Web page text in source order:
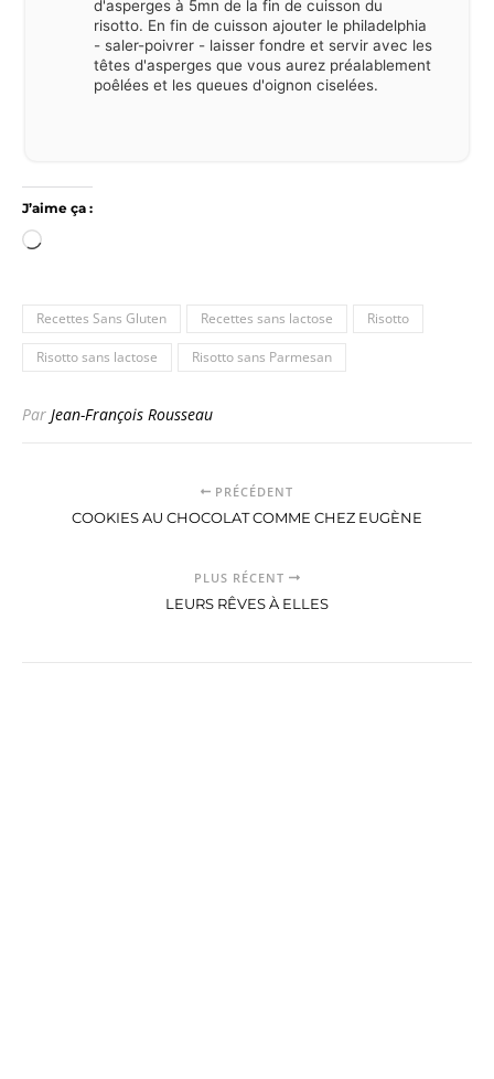
d'asperges à 5mn de la fin de cuisson du
risotto. En fin de cuisson ajouter le philadelphia
- saler-poivrer - laisser fondre et servir avec les
têtes d'asperges que vous aurez préalablement
poêlées et les queues d'oignon ciselées.
J’aime ça :
Chargement…
Recettes Sans Gluten Recettes sans lactose Risotto
Risotto sans lactose Risotto sans Parmesan
Par Jean-François Rousseau
PRÉCÉDENT
COOKIES AU CHOCOLAT COMME CHEZ EUGÈNE
PLUS RÉCENT
LEURS RÊVES À ELLES